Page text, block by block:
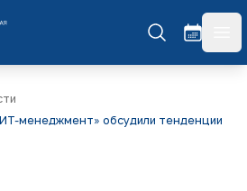
менеджмент» обсудили тенденции